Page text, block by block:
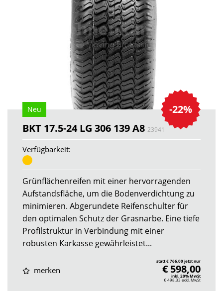
-22%
Neu
BKT 17.5-24 LG 306 139 A8 23941
Verfügbarkeit:
Grünflächenreifen mit einer hervorragenden
Aufstandsfläche, um die Bodenverdichtung zu
minimieren. Abgerundete Reifenschulter für
den optimalen Schutz der Grasnarbe. Eine tiefe
Profilstruktur in Verbindung mit einer
robusten Karkasse gewährleistet...
merken
statt € 766,00 jetzt nur
€ 598,00
inkl. 20% MwSt
€ 498,33 exkl. MwSt